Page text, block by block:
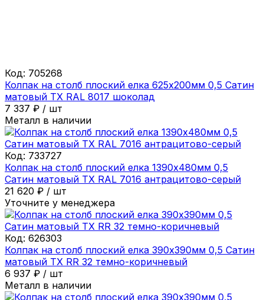
Код: 705268
Колпак на столб плоский елка 625х200мм 0,5 Сатин
матовый ТХ RAL 8017 шоколад
7 337 ₽ / шт
Металл в наличии
Код: 733727
Колпак на столб плоский елка 1390х480мм 0,5
Сатин матовый ТХ RAL 7016 антрацитово-серый
21 620 ₽ / шт
Уточните у менеджера
Код: 626303
Колпак на столб плоский елка 390х390мм 0,5 Сатин
матовый ТХ RR 32 темно-коричневый
6 937 ₽ / шт
Металл в наличии